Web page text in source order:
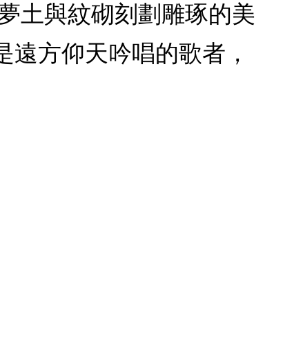
土與紋砌刻劃雕琢的美
遠方仰天吟唱的歌者，